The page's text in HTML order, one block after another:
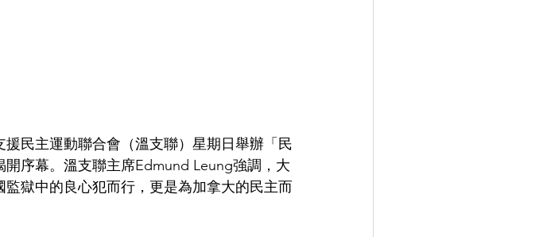
援民主運動聯合會（溫支聯）星期日舉辦「民
序幕。溫支聯主席Edmund Leung強調，大
獄中的良心犯而行，更是為加拿大的民主而